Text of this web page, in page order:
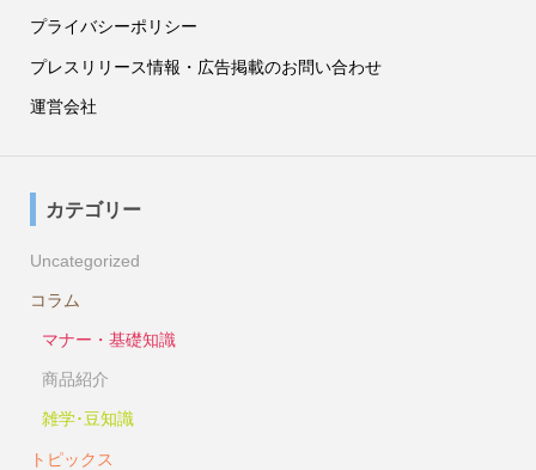
プライバシーポリシー
プレスリリース情報・広告掲載のお問い合わせ
運営会社
カテゴリー
Uncategorized
コラム
マナー・基礎知識
商品紹介
雑学･豆知識
トピックス